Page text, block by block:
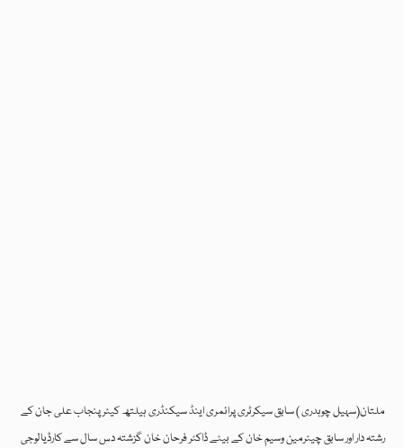
ملتان(سہیل چوہدری ) سابق سیکرٹری پرائمری اینڈ سیکنڈری ہیلتھ کیئر پنجاب علی جان کے
رشتہ دار اور سابق چیئرمین وسیم خان کے بیٹے ڈاکٹر فرحان خان گزشتہ دس سال سے کارڈیالوجی